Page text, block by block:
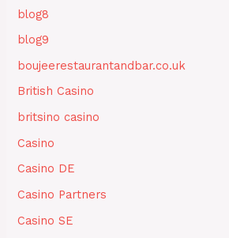
blog8
blog9
boujeerestaurantandbar.co.uk
British Casino
britsino casino
Casino
Casino DE
Casino Partners
Casino SE